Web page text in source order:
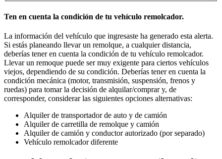
Ten en cuenta la condición de tu vehículo remolcador.
La información del vehículo que ingresaste ha generado esta alerta.
Si estás planeando llevar un remolque, a cualquier distancia,
deberías tener en cuenta la condición de tu vehículo remolcador.
Llevar un remoque puede ser muy exigente para ciertos vehículos
viejos, dependiendo de su condición. Deberías tener en cuenta la
condición mecánica (motor, transmisión, suspensión, frenos y
ruedas) para tomar la decisión de alquilar/comprar y, de
corresponder, considerar las siguientes opciones alternativas:
Alquiler de transportador de auto y de camión
Alquiler de carretilla de remolque y camión
Alquiler de camión y conductor autorizado (por separado)
Vehículo remolcador diferente